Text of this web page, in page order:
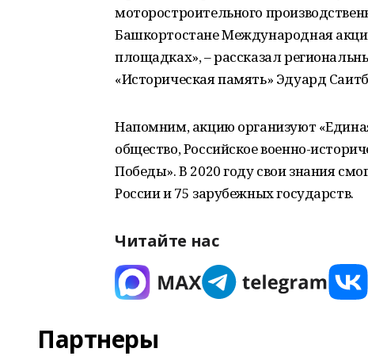
моторостроительного
Башкортостане Международная
площадках», – рассказал
«Историческая память» Эдуард
Напомним, акцию организуют
общество, Российское военно-
Победы». В 2020 году свои знания
России и 75 зарубежных государств.
Читайте нас
Партнеры